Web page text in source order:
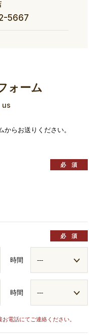
5667
ォーム
us
らお送りください。
時間
時間
電話にてご連絡ください。